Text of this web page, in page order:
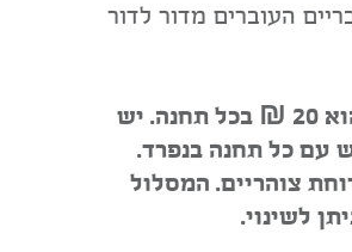
העוברים מדור לדור
המחיר למשתתף הוא 20 ₪ בכל תחנה. יש
עם כל תחנה בנפרד.
צוהריים. המסלול
לשינוי.